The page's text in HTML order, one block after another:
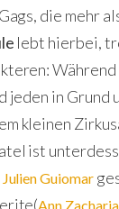
die mehr
lebt hierbei,
jeden in
kleinen
ist
Julien Guiomar
Ann